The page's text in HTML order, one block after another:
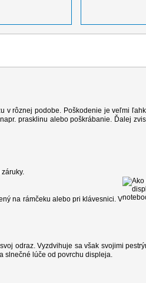
v rôznej podobe. Poškodenie je veľmi
prasklinu alebo poškrábanie. Ďalej
na rámčeku alebo pri klávesnici. V
odraz. Vyzdvihuje sa však svojimi
slnečné lúče od povrchu displeja.